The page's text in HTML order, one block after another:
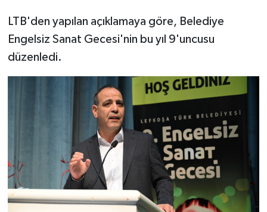
LTB'den yapılan açıklamaya göre, Belediye
Engelsiz Sanat Gecesi'nin bu yıl 9'uncusu
düzenledi.